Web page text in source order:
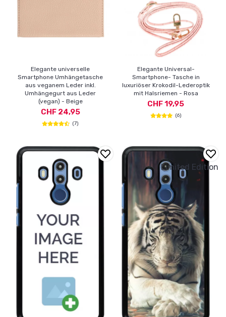
Elegante universelle
Smartphone Umhängetasche
aus veganem Leder inkl.
Umhängegurt aus Leder
(vegan) - Beige
CHF 24,95
(7)
Elegante Universal-
Smartphone- Tasche in
luxuriöser Krokodil-Lederoptik
mit Halsriemen - Rosa
CHF 19,95
(6)
Limited Edition